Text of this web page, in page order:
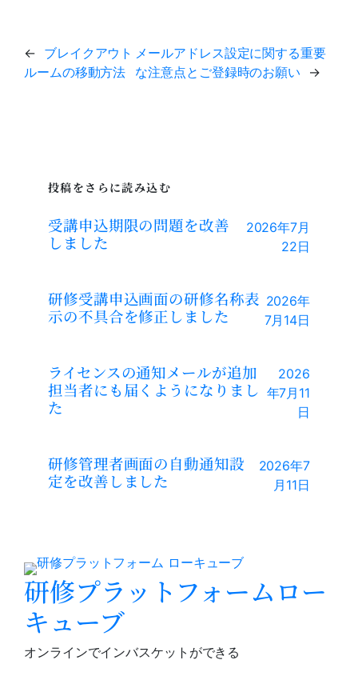
← ブレイクアウト
ルームの移動方法
メールアドレス設定に関する重要
な注意点とご登録時のお願い
→
投稿をさらに読み込む
受講申込期限の問題を改善
しました
2026年7月
22日
研修受講申込画面の研修名称表
示の不具合を修正しました
2026年
7月14日
ライセンスの通知メールが追加
担当者にも届くようになりまし
た
2026
年7月11
日
研修管理者画面の自動通知設
定を改善しました
2026年7
月11日
研修プラットフォームロー
キューブ
オンラインでインバスケットができる